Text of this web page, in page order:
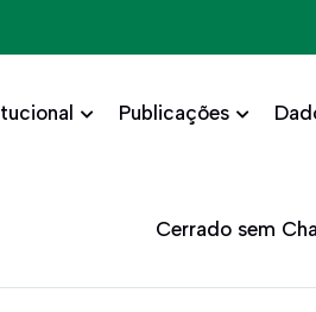
Publicações
Cerrado sem